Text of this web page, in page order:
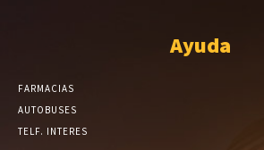
Ayuda
FARMACIAS
AUTOBUSES
TELF. INTERES